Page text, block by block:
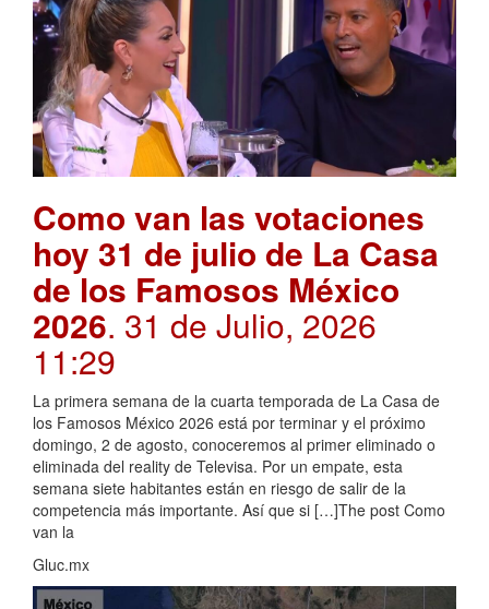
Como van las votaciones
hoy 31 de julio de La Casa
de los Famosos México
2026. 31 de Julio, 2026
11:29
La primera semana de la cuarta temporada de La Casa de
los Famosos México 2026 está por terminar y el próximo
domingo, 2 de agosto, conoceremos al primer eliminado o
eliminada del reality de Televisa. Por un empate, esta
semana siete habitantes están en riesgo de salir de la
competencia más importante. Así que si […]The post Como
van la
Gluc.mx